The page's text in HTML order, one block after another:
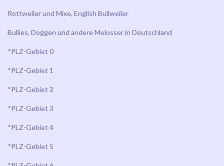
Rottweiler und Mixe, English Bullweiler
Bullies, Doggen und andere Molosser in Deutschland
*PLZ-Gebiet 0
*PLZ-Gebiet 1
*PLZ-Gebiet 2
*PLZ-Gebiet 3
*PLZ-Gebiet 4
*PLZ-Gebiet 5